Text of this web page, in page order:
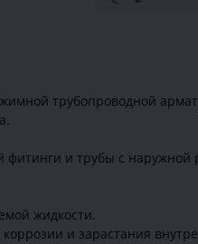
трубопроводной
фитинги и трубы с наружной
жидкости.
и зарастания